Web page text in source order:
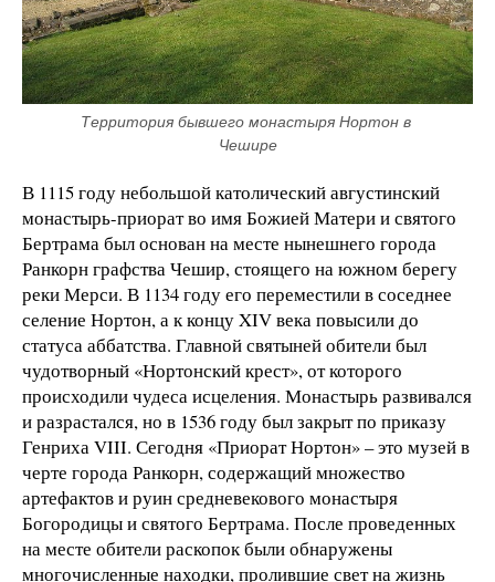
Территория бывшего монастыря Нортон в
Чешире
В 1115 году небольшой католический августинский
монастырь-приорат во имя Божией Матери и святого
Бертрама был основан на месте нынешнего города
Ранкорн графства Чешир, стоящего на южном берегу
реки Мерси. В 1134 году его переместили в соседнее
селение Нортон, а к концу XIV века повысили до
статуса аббатства. Главной святыней обители был
чудотворный «Нортонский крест», от которого
происходили чудеса исцеления. Монастырь развивался
и разрастался, но в 1536 году был закрыт по приказу
Генриха VIII. Сегодня «Приорат Нортон» – это музей в
черте города Ранкорн, содержащий множество
артефактов и руин средневекового монастыря
Богородицы и святого Бертрама. После проведенных
на месте обители раскопок были обнаружены
многочисленные находки, пролившие свет на жизнь